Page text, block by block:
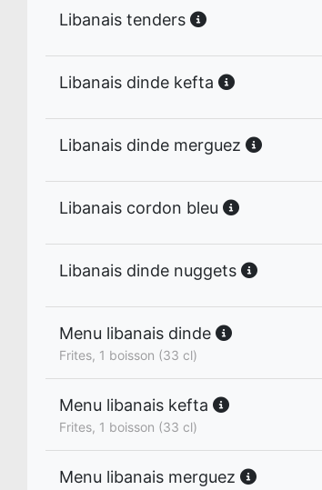
Libanais tenders
Libanais dinde kefta
Libanais dinde merguez
Libanais cordon bleu
Libanais dinde nuggets
Menu libanais dinde
Frites, 1 boisson (33 cl)
Menu libanais kefta
Frites, 1 boisson (33 cl)
Menu libanais merguez